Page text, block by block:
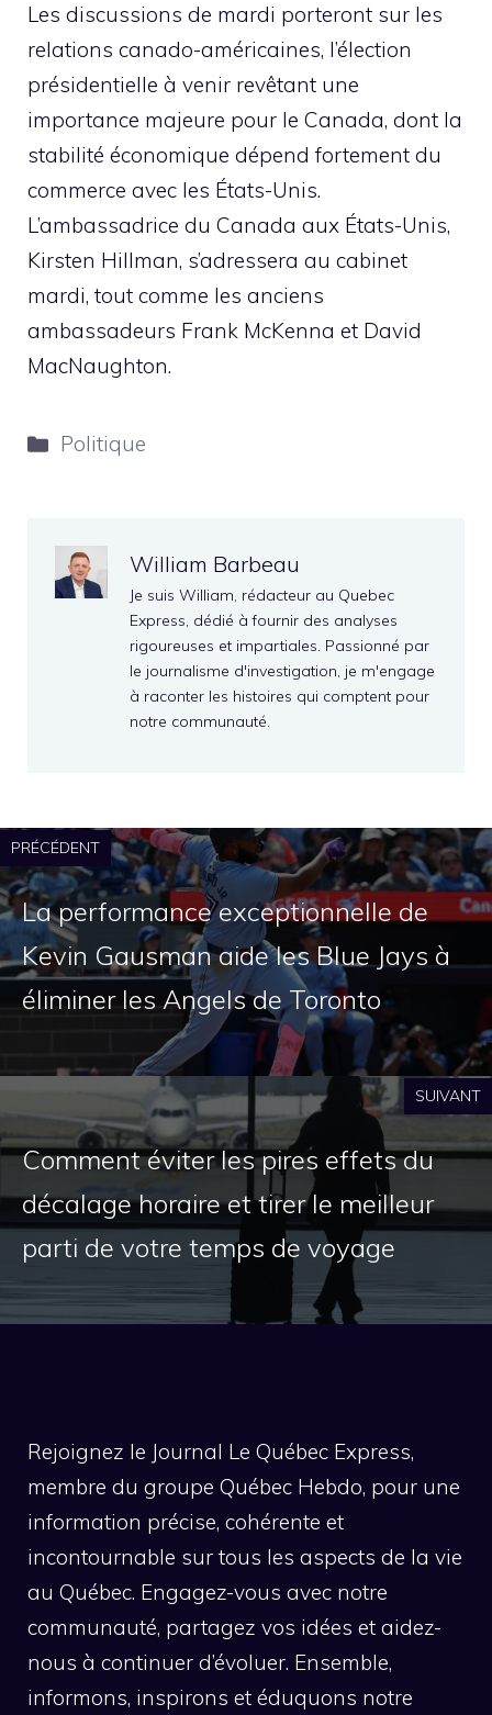
Les discussions de mardi porteront sur les
relations canado-américaines, l’élection
présidentielle à venir revêtant une
importance majeure pour le Canada, dont la
stabilité économique dépend fortement du
commerce avec les États-Unis.
L’ambassadrice du Canada aux États-Unis,
Kirsten Hillman, s’adressera au cabinet
mardi, tout comme les anciens
ambassadeurs Frank McKenna et David
MacNaughton.
Catégories
Politique
William Barbeau
Je suis William, rédacteur au Quebec
Express, dédié à fournir des analyses
rigoureuses et impartiales. Passionné par
le journalisme d'investigation, je m'engage
à raconter les histoires qui comptent pour
notre communauté.
PRÉCÉDENT
La performance exceptionnelle de
Kevin Gausman aide les Blue Jays à
éliminer les Angels de Toronto
SUIVANT
Comment éviter les pires effets du
décalage horaire et tirer le meilleur
parti de votre temps de voyage
Rejoignez le Journal Le Québec Express,
membre du groupe Québec Hebdo, pour une
information précise, cohérente et
incontournable sur tous les aspects de la vie
au Québec. Engagez-vous avec notre
communauté, partagez vos idées et aidez-
nous à continuer d’évoluer. Ensemble,
informons, inspirons et éduquons notre